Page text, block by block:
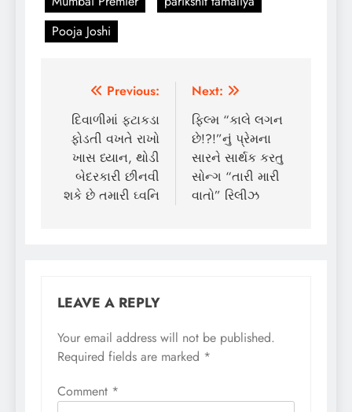
Pooja Joshi
Post
navigation
Previous:
દિવાળીમાં ફટાકડા
ફોડતી વખતે રાખો
ખાસ ધ્યાન, થોડી
બેદરકારી છીનવી
શકે છે તમારી ઘ્વનિ
Next:
ફિલ્મ “કાલે લગન
છે!?!”નું પ્રેમના
સારને સાર્થક કરતુ
સોન્ગ “તારી મારી
વાતો” રિલીઝ
LEAVE A REPLY
Your email address will not be published.
Required fields are marked *
Comment *